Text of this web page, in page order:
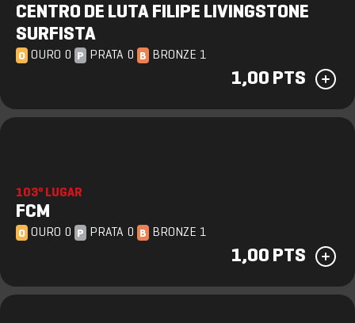
CENTRO DE LUTA FILIPE LIVINGSTONE
SURFISTA
O OURO 0 P PRATA 0 B BRONZE 1
1,00 PTS
103º LUGAR
FCM
O OURO 0 P PRATA 0 B BRONZE 1
1,00 PTS